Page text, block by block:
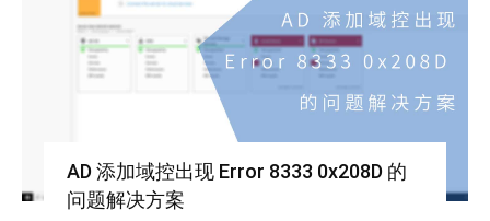
AD 添加域控出现 Error 8333 0x208D 的
问题解决方案